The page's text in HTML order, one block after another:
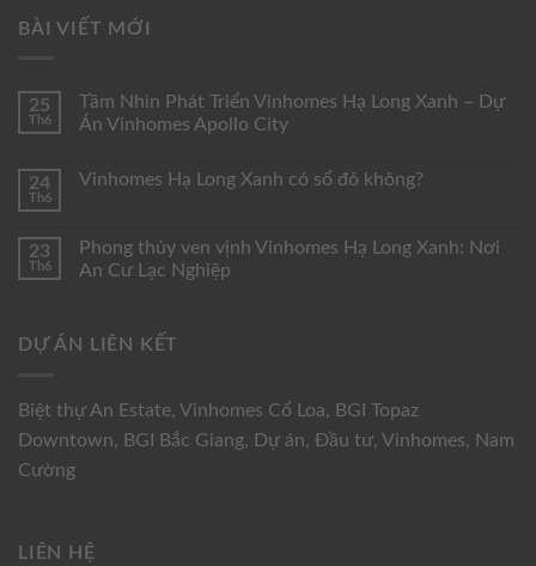
BÀI VIẾT MỚI
25
Th6
Tầm Nhìn Phát Triển Vinhomes Hạ Long Xanh – Dự
Án Vinhomes Apollo City
24
Th6
Vinhomes Hạ Long Xanh có sổ đỏ không?
23
Th6
Phong thủy ven vịnh Vinhomes Hạ Long Xanh: Nơi
An Cư Lạc Nghiệp
DỰ ÁN LIÊN KẾT
Biệt thự An Estate, Vinhomes Cổ Loa, BGI Topaz
Downtown, BGI Bắc Giang, Dự án, Đầu tư, Vinhomes, Nam
Cường
LIÊN HỆ